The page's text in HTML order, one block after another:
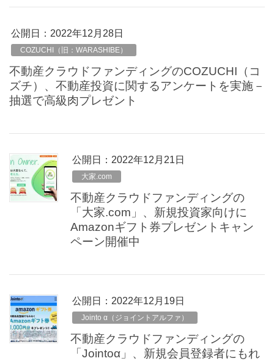
公開日： 2022年12月28日
COZUCHI（旧：WARASHIBE）
不動産クラウドファンディングのCOZUCHI（コ
ズチ）、不動産投資に関するアンケートを実施－
抽選で高級肉プレゼント
公開日： 2022年12月21日
大家.com
不動産クラウドファンディングの
「大家.com」、新規投資家向けに
Amazonギフト券プレゼントキャン
ペーン開催中
公開日： 2022年12月19日
Jointo α（ジョイントアルファ）
不動産クラウドファンディングの
「Jointoα」、新規会員登録者にもれ